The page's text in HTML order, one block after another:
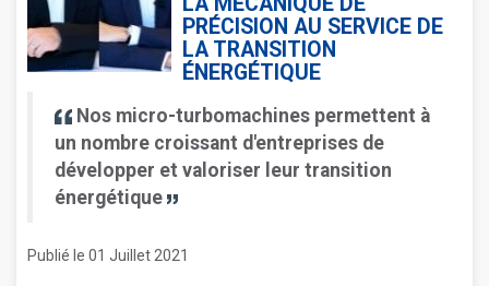
PRÉCISION AU SERVICE DE
LA TRANSITION
ÉNERGÉTIQUE
Nos micro-turbomachines permettent à
un nombre croissant d'entreprises de
développer et valoriser leur transition
énergétique
Publié le 01 Juillet 2021